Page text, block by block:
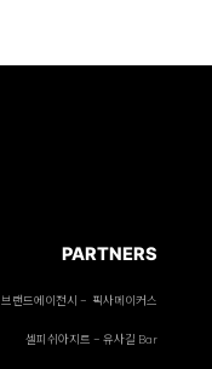
PARTNERS
브랜드에이전시 - 픽사메이커스
셀피쉬아지트 - 유사길 Bar